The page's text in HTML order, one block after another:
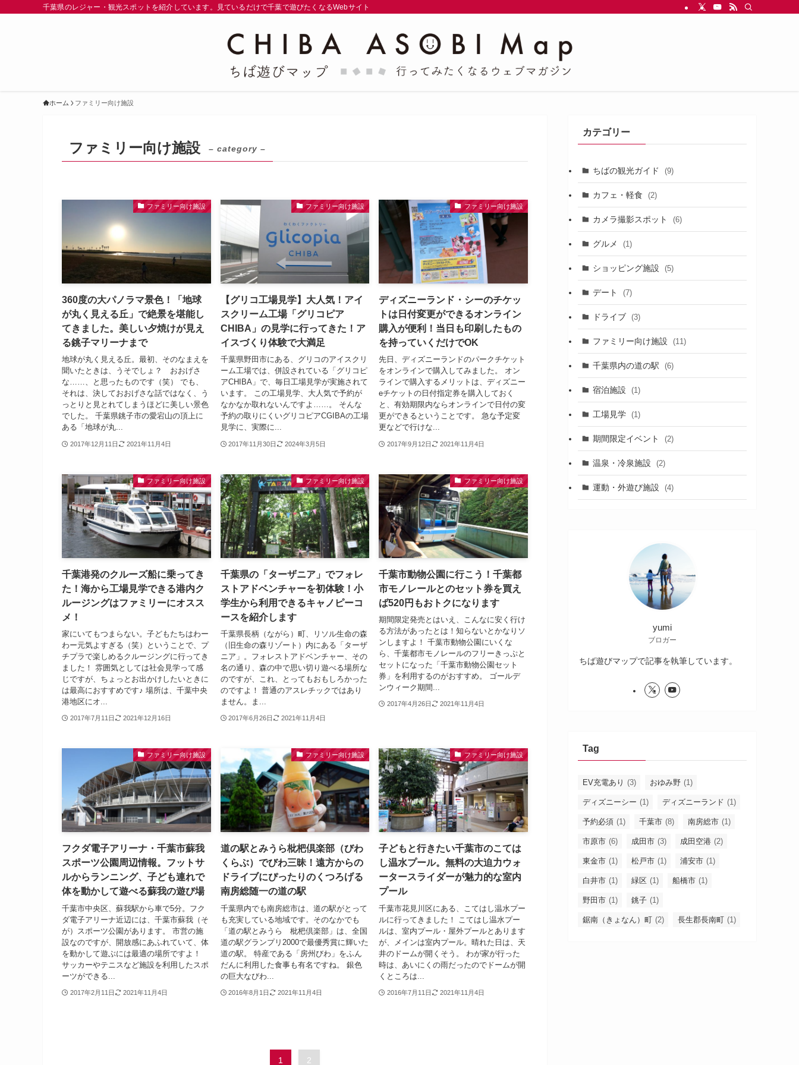
千葉県のレジャー・観光スポットを紹介しています。見ているだけで千葉で遊びたくなるWebサイト
ホーム ファミリー向け施設
ファミリー向け施設 – category –
ファミリー向け施設
360度の大パノラマ景色！「地球
が丸く見える丘」で絶景を堪能し
てきました。美しい夕焼けが見え
る銚子マリーナまで
地球が丸く見える丘。最初、そのなまえを
聞いたときは、うそでしょ？ おおげさ
な……、と思ったものです（笑） でも、
それは、決しておおげさな話ではなく、う
っとりと見とれてしまうほどに美しい景色
でした。 千葉県銚子市の愛宕山の頂上に
ある「地球が丸...
2017年12月11日 2021年11月4日
ファミリー向け施設
【グリコ工場見学】大人気！アイ
スクリーム工場「グリコピア
CHIBA」の見学に行ってきた！ア
イスづくり体験で大満足
千葉県野田市にある、グリコのアイスクリ
ーム工場では、併設されている「グリコピ
アCHIBA」で、毎日工場見学が実施されて
います。 この工場見学、大人気で予約が
なかなか取れないんですよ……。 そんな
予約の取りにくいグリコピアCGIBAの工場
見学に、実際に...
2017年11月30日 2024年3月5日
ファミリー向け施設
ディズニーランド・シーのチケッ
トは日付変更ができるオンライン
購入が便利！当日も印刷したもの
を持っていくだけでOK
先日、ディズニーランドのパークチケット
をオンラインで購入してみました。 オン
ラインで購入するメリットは、ディズニー
eチケットの日付指定券を購入しておく
と、有効期限内ならオンラインで日付の変
更ができるということです。 急な予定変
更などで行けな...
2017年9月12日 2021年11月4日
ファミリー向け施設
千葉港発のクルーズ船に乗ってき
た！海から工場見学できる港内ク
ルージングはファミリーにオスス
メ！
家にいてもつまらない。子どもたちはわー
わー元気よすぎる（笑）ということで、プ
チプラで楽しめるクルージングに行ってき
ました！ 雰囲気としては社会見学って感
じですが、ちょっとお出かけしたいときに
は最高におすすめです♪ 場所は、千葉中央
港地区にオ...
2017年7月11日 2021年12月16日
ファミリー向け施設
千葉県の「ターザニア」でフォレ
ストアドベンチャーを初体験！小
学生から利用できるキャノピーコ
ースを紹介します
千葉県長柄（ながら）町、リソル生命の森
（旧生命の森リゾート）内にある「ターザ
ニア」。フォレストアドベンチャー、その
名の通り、森の中で思い切り遊べる場所な
のですが、これ、とってもおもしろかった
のですよ！ 普通のアスレチックではあり
ません。ま...
2017年6月26日 2021年11月4日
ファミリー向け施設
千葉市動物公園に行こう！千葉都
市モノレールとのセット券を買え
ば520円もおトクになります
期間限定発売とはいえ、こんなに安く行け
る方法があったとは！知らないとかなりソ
ンしますよ！ 千葉市動物公園にいくな
ら、千葉都市モノレールのフリーきっぷと
セットになった「千葉市動物公園セット
券」を利用するのがおすすめ。 ゴールデ
ンウィーク期間...
2017年4月26日 2021年11月4日
ファミリー向け施設
フクダ電子アリーナ・千葉市蘇我
スポーツ公園周辺情報。フットサ
ルからランニング、子ども連れで
体を動かして遊べる蘇我の遊び場
千葉市中央区、蘇我駅から車で5分。フク
ダ電子アリーナ近辺には、千葉市蘇我（そ
が）スポーツ公園があります。 市営の施
設なのですが、開放感にあふれていて、体
を動かして遊ぶには最適の場所ですよ！
サッカーやテニスなど施設を利用したスポ
ーツができる...
2017年2月11日 2021年11月4日
ファミリー向け施設
道の駅とみうら枇杷倶楽部（びわ
くらぶ）でびわ三昧！遠方からの
ドライブにぴったりのくつろげる
南房総随一の道の駅
千葉県内でも南房総市は、道の駅がとって
も充実している地域です。そのなかでも
「道の駅とみうら 枇杷倶楽部」は、全国
道の駅グランプリ2000で最優秀賞に輝いた
道の駅。 特産である「房州びわ」をふん
だんに利用した食事も有名ですね。 銀色
の巨大なびわ...
2016年8月1日 2021年11月4日
ファミリー向け施設
子どもと行きたい千葉市のこては
し温水プール。無料の大迫力ウォ
ータースライダーが魅力的な室内
プール
千葉市花見川区にある、こてはし温水プー
ルに行ってきました！ こてはし温水プー
ルは、室内プール・屋外プールとあります
が、メインは室内プール。晴れた日は、天
井のドームが開くそう。 わが家が行った
時は、あいにくの雨だったのでドームが開
くところは...
2016年7月11日 2021年11月4日
1 2
カテゴリー
ちばの観光ガイド (9)
カフェ・軽食 (2)
カメラ撮影スポット (6)
グルメ (1)
ショッピング施設 (5)
デート (7)
ドライブ (3)
ファミリー向け施設 (11)
千葉県内の道の駅 (6)
宿泊施設 (1)
工場見学 (1)
期間限定イベント (2)
温泉・冷泉施設 (2)
運動・外遊び施設 (4)
yumi
ブロガー
ちば遊びマップで記事を執筆しています。
Tag
EV充電あり (3) おゆみ野 (1)
ディズニーシー (1) ディズニーランド (1)
予約必須 (1) 千葉市 (8) 南房総市 (1)
市原市 (6) 成田市 (3) 成田空港 (2)
東金市 (1) 松戸市 (1) 浦安市 (1)
白井市 (1) 緑区 (1) 船橋市 (1)
野田市 (1) 銚子 (1)
鋸南（きょなん）町 (2) 長生郡長南町 (1)